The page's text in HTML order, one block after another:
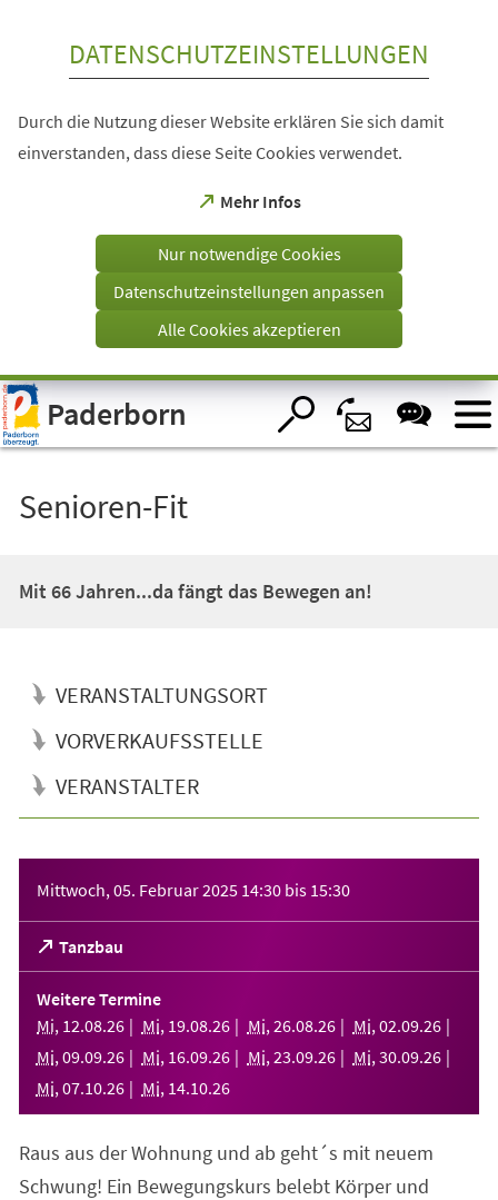
Visuelle
Assistenzsoftware
öffnen.
DATENSCHUTZEINSTELLUNGEN
Durch die Nutzung dieser Website erklären Sie sich damit
einverstanden, dass diese Seite Cookies verwendet.
Mehr Infos
(Öffnet
einem
Tab)
Nur notwendige Cookies
Datenschutzeinstellungen anpassen
Alle Cookies akzeptieren
Paderborn
Senioren-Fit
Mit 66 Jahren...da fängt das Bewegen an!
VERANSTALTUNGSORT
VORVERKAUFSSTELLE
VERANSTALTER
Mittwoch, 05. Februar 2025 14:30 bis 15:30
Tanzbau
(Öffnet
in
einem
neuen
Tab)
Weitere Termine
Mi, 12.08.26 Mi, 19.08.26 Mi, 26.08.26 Mi, 02.09.26
Mi, 09.09.26 Mi, 16.09.26 Mi, 23.09.26 Mi, 30.09.26
Mi, 07.10.26 Mi, 14.10.26
Raus aus der Wohnung und ab geht´s mit neuem
Schwung! Ein Bewegungskurs belebt Körper und